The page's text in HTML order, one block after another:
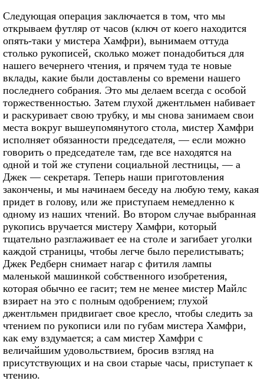
Следующая операция заключается в том, что мы
открываем футляр от часов (ключ от коего находится
опять-таки у мистера Хамфри), вынимаем оттуда
столько рукописей, сколько может понадобиться для
нашего вечернего чтения, и прячем туда те новые
вклады, какие были доставлены со времени нашего
последнего собрания. Это мы делаем всегда с особой
торжественностью. Затем глухой джентльмен набивает
и раскуривает свою трубку, и мы снова занимаем свои
места вокруг вышеупомянутого стола, мистер Хамфри
исполняет обязанности председателя, — если можно
говорить о председателе там, где все находятся на
одной и той же ступени социальной лестницы, — а
Джек — секретаря. Теперь наши приготовления
закончены, и мы начинаем беседу на любую тему, какая
придет в голову, или же приступаем немедленно к
одному из наших чтений. Во втором случае выбранная
рукопись вручается мистеру Хамфри, который
тщательно разглаживает ее на столе и загибает уголки
каждой страницы, чтобы легче было перелистывать;
Джек Редберн снимает нагар с фитиля лампы
маленькой машинкой собственного изобретения,
которая обычно ее гасит; тем не менее мистер Майлс
взирает на это с полным одобрением; глухой
джентльмен придвигает свое кресло, чтобы следить за
чтением по рукописи или по губам мистера Хамфри,
как ему вздумается; а сам мистер Хамфри с
величайшим удовольствием, бросив взгляд на
присутствующих и на свои старые часы, приступает к
чтению.